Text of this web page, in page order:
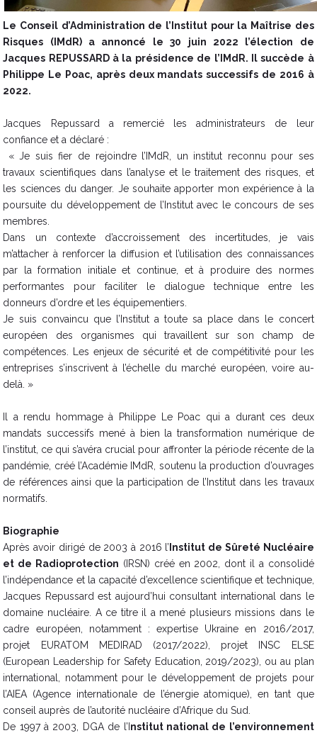
Le Conseil d’Administration de l’Institut pour la Maîtrise des
Risques (IMdR) a annoncé le 30 juin 2022 l’élection de
Jacques REPUSSARD à la présidence de l’IMdR. Il succède à
Philippe Le Poac, après deux mandats successifs de 2016 à
2022.
Jacques Repussard a remercié les administrateurs de leur
confiance et a déclaré :
« Je suis fier de rejoindre l’IMdR, un institut reconnu pour ses
travaux scientifiques dans l’analyse et le traitement des risques, et
les sciences du danger. Je souhaite apporter mon expérience à la
poursuite du développement de l’Institut avec le concours de ses
membres.
Dans un contexte d’accroissement des incertitudes, je vais
m’attacher à renforcer la diffusion et l’utilisation des connaissances
par la formation initiale et continue, et à produire des normes
performantes pour faciliter le dialogue technique entre les
donneurs d’ordre et les équipementiers.
Je suis convaincu que l’Institut a toute sa place dans le concert
européen des organismes qui travaillent sur son champ de
compétences. Les enjeux de sécurité et de compétitivité pour les
entreprises s’inscrivent à l’échelle du marché européen, voire au-
delà. »
Il a rendu hommage à Philippe Le Poac qui a durant ces deux
mandats successifs mené à bien la transformation numérique de
l’institut, ce qui s’avéra crucial pour affronter la période récente de la
pandémie, créé l’Académie IMdR, soutenu la production d’ouvrages
de références ainsi que la participation de l’Institut dans les travaux
normatifs.
Biographie
Après avoir dirigé de 2003 à 2016 l’ Institut de Sûreté Nucléaire
et de Radioprotection (IRSN) créé en 2002, dont il a consolidé
l’indépendance et la capacité d’excellence scientifique et technique,
Jacques Repussard est aujourd’hui consultant international dans le
domaine nucléaire. A ce titre il a mené plusieurs missions dans le
cadre européen, notamment : expertise Ukraine en 2016/2017,
projet EURATOM MEDIRAD (2017/2022), projet INSC ELSE
(European Leadership for Safety Education, 2019/2023), ou au plan
international, notamment pour le développement de projets pour
l’AIEA (Agence internationale de l’énergie atomique), en tant que
conseil auprès de l’autorité nucléaire d’Afrique du Sud.
De 1997 à 2003, DGA de l’I nstitut national de l’environnement